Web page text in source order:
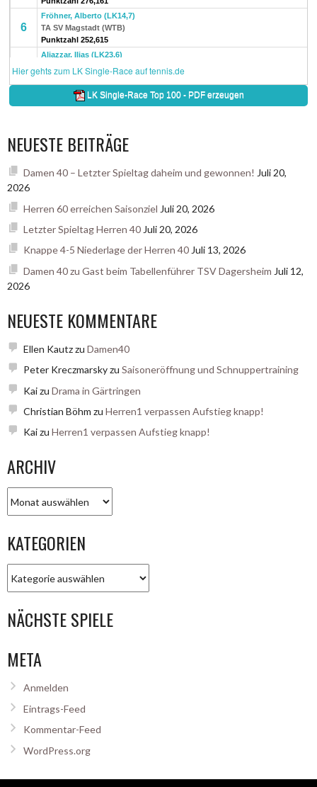
NEUESTE BEITRÄGE
Damen 40 – Letzter Spieltag daheim und gewonnen! Juli 20,
2026
Herren 60 erreichen Saisonziel Juli 20, 2026
Letzter Spieltag Herren 40 Juli 20, 2026
Knappe 4-5 Niederlage der Herren 40Juli 13, 2026
Damen 40 zu Gast beim Tabellenführer TSV Dagersheim Juli 12,
2026
NEUESTE KOMMENTARE
Ellen Kautzzu Damen40
Peter Kreczmarskyzu Saisoneröffnung und Schnuppertraining
Kaizu Drama in Gärtringen
Christian Böhm zu Herren1 verpassen Aufstieg knapp!
Kaizu Herren1 verpassen Aufstieg knapp!
ARCHIV
KATEGORIEN
NÄCHSTE SPIELE
META
Anmelden
Eintrags-Feed
Kommentar-Feed
WordPress.org